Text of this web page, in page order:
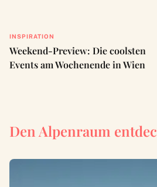
INSPIRATION
Weekend-Preview: Die coolsten
Events am Wochenende in Wien
Den Alpenraum